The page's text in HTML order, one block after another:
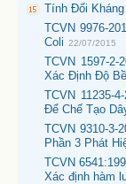
Tính Đối
TCVN 9976-
Coli 22/07/2015
TCVN 1597-
Xác Định Độ
TCVN 11235-
Để Chế Tạo
TCVN 9310-3-
Phần 3 Phát
TCVN
Xác định hàm